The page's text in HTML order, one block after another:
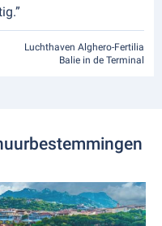
Luchthaven Alghero-Fertilia
Balie in de Terminal